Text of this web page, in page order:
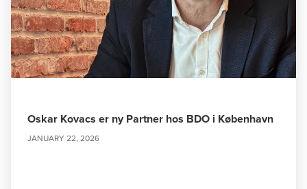
Oskar Kovacs er ny Partner hos BDO i København
JANUARY 22, 2026